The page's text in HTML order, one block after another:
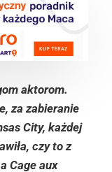
aktorom.
za zabieranie
City, każdej
czy to z
Cage aux